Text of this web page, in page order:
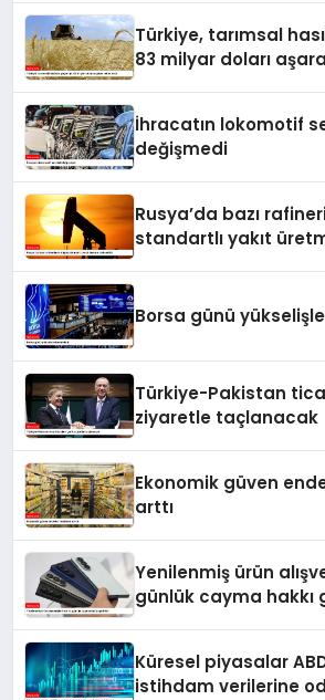
Türkiye, tarımsal
83 milyar doları
İhracatın lokomotif
değişmedi
Rusya’da bazı
standartlı yakıt
Borsa günü
Türkiye-Pakistan
ziyaretle taçlanacak
Ekonomik güven
arttı
Yenilenmiş ürün
günlük cayma hakkı
Küresel piyasalar
istihdam verilerine